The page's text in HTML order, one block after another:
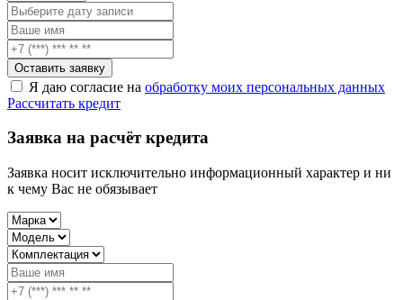
Оставить заявку
Я даю согласие на обработку моих персональных данных
Рассчитать кредит
Заявка на расчёт кредита
Заявка носит исключительно информационный характер и ни
к чему Вас не обязывает